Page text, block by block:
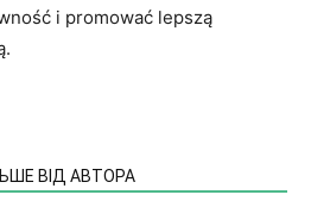
i promować lepszą
ВІД АВТОРА